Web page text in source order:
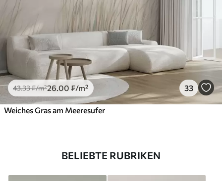
43.33₣/m²26.00 ₣/m² 33
Weiches Gras am Meeresufer
BELIEBTE RUBRIKEN